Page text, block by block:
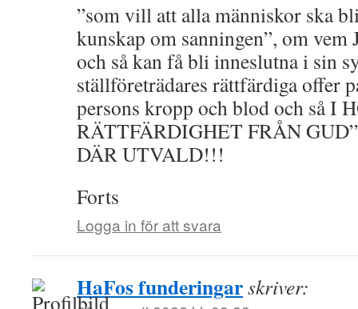
”som vill att alla människor ska
kunskap om sanningen”, om vem
och så kan få bli inneslutna i sin
ställföreträdares rättfärdiga offer
persons kropp och blod och så I
RÄTTFÄRDIGHET FRÅN
DÄR UTVALD!!!
Forts
Logga in för att svara
HaFos funderingarskriver: